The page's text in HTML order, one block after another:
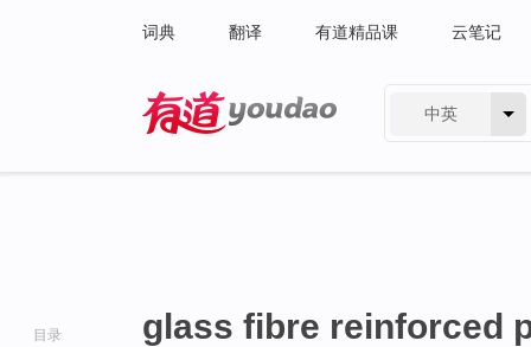
词典 翻译 有道精品课 云笔记
中英
目录 glass fibre reinforced